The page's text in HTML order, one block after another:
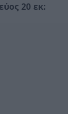
20 εκ: